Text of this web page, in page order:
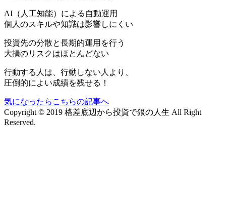
AI（人工知能）による 自動運用
個人のスキルや知識は影響しにくい
投資先の分散と長期的運用を行う
大損のリスクはほとんどない
行動する人は、行動しない人より、
圧倒的によい成績を残せる！
気になったらこちらの記事へ
Copyright © 2019 格差底辺から投資で銀の人生 All Right
Reserved.